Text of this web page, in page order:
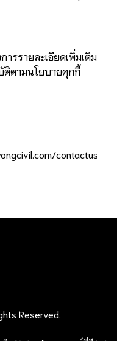
รรายละเอียดเพิ่มเติม
ติตามนโยบายคุกกี้
contactus
Reserved.